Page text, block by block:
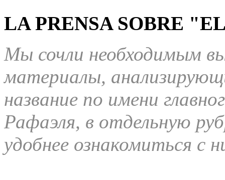
LA PRENSA SOBRE
Мы сочли необходимым
материалы,
название по имени
Рафаэля, в отдельную
удобнее ознакомиться с